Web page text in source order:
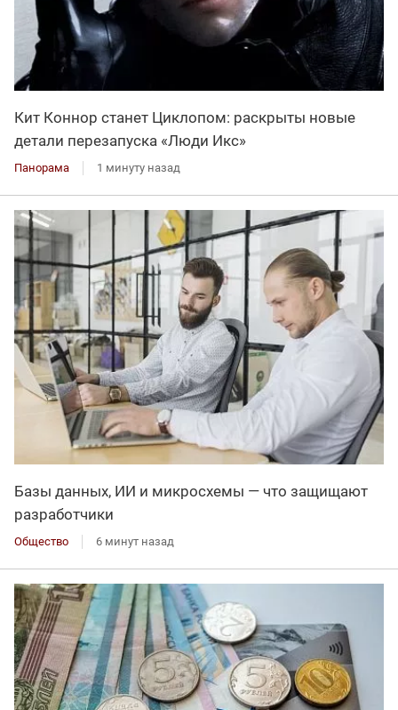
Кит Коннор станет Циклопом: раскрыты новые
детали перезапуска «Люди Икс»
Панорама 1 минуту назад
Базы данных, ИИ и микросхемы — что защищают
разработчики
Общество 6 минут назад